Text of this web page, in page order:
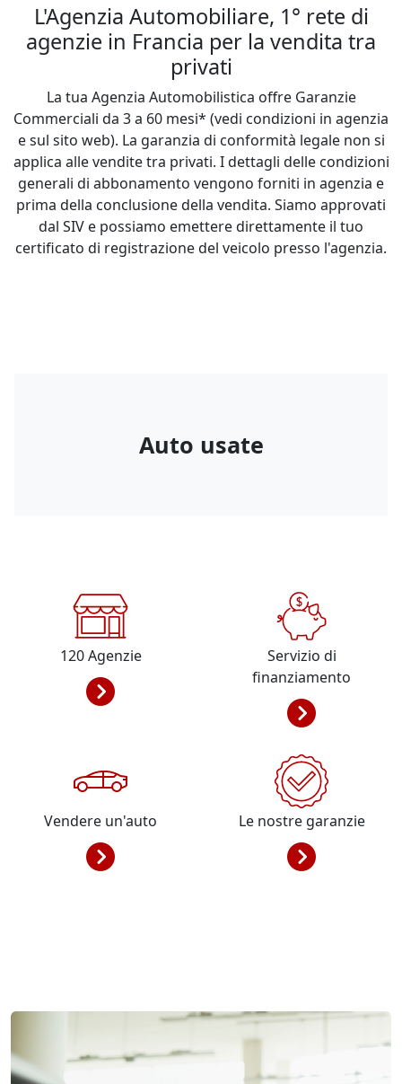
L'Agenzia Automobiliare, 1° rete di
agenzie in Francia per la vendita tra
privati
La tua Agenzia Automobilistica offre Garanzie
Commerciali da 3 a 60 mesi* (vedi condizioni in agenzia
e sul sito web). La garanzia di conformità legale non si
applica alle vendite tra privati. I dettagli delle condizioni
generali di abbonamento vengono forniti in agenzia e
prima della conclusione della vendita. Siamo approvati
dal SIV e possiamo emettere direttamente il tuo
certificato di registrazione del veicolo presso l'agenzia.
Auto usate
120Agenzie
Servizio di
finanziamento
Vendere un'auto Le nostre garanzie